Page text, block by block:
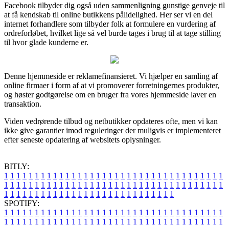
Facebook tilbyder dig også uden sammenligning gunstige genveje til
at få kendskab til online butikkens pålidelighed. Her ser vi en del
internet forhandlere som tilbyder folk at formulere en vurdering af
ordreforløbet, hvilket lige så vel burde tages i brug til at tage stilling
til hvor glade kunderne er.
Denne hjemmeside er reklamefinansieret. Vi hjælper en samling af
online firmaer i form af at vi promoverer forretningernes produkter,
og høster godtgørelse om en bruger fra vores hjemmeside laver en
transaktion.
Viden vedrørende tilbud og netbutikker opdateres ofte, men vi kan
ikke give garantier imod reguleringer der muligvis er implementeret
efter seneste opdatering af websitets oplysninger.
BITLY:
1 1 1 1 1 1 1 1 1 1 1 1 1 1 1 1 1 1 1 1 1 1 1 1 1 1 1 1 1 1 1 1 1 1 1 1
1 1 1 1 1 1 1 1 1 1 1 1 1 1 1 1 1 1 1 1 1 1 1 1 1 1 1 1 1 1 1 1 1 1 1 1
1 1 1 1 1 1 1 1 1 1 1 1 1 1 1 1 1 1 1 1 1 1 1 1 1 1 1 1
SPOTIFY:
1 1 1 1 1 1 1 1 1 1 1 1 1 1 1 1 1 1 1 1 1 1 1 1 1 1 1 1 1 1 1 1 1 1 1 1
1 1 1 1 1 1 1 1 1 1 1 1 1 1 1 1 1 1 1 1 1 1 1 1 1 1 1 1 1 1 1 1 1 1 1 1